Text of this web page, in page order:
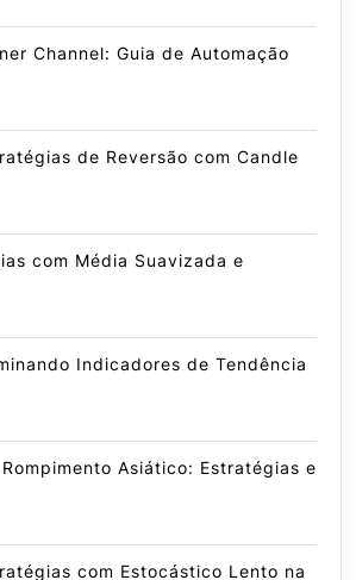
Channel: Guia de Automação
de Reversão com Candle
com Média Suavizada e
Indicadores de Tendência
Asiático: Estratégias e
com Estocástico Lento na